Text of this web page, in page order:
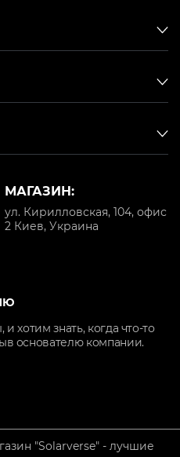
МАГАЗИН:
ул. Кирилловская, 104, офис
2 Киев, Украина
хотим знать, когда что-то
основателю компании.
"Solarverse" - лучшие